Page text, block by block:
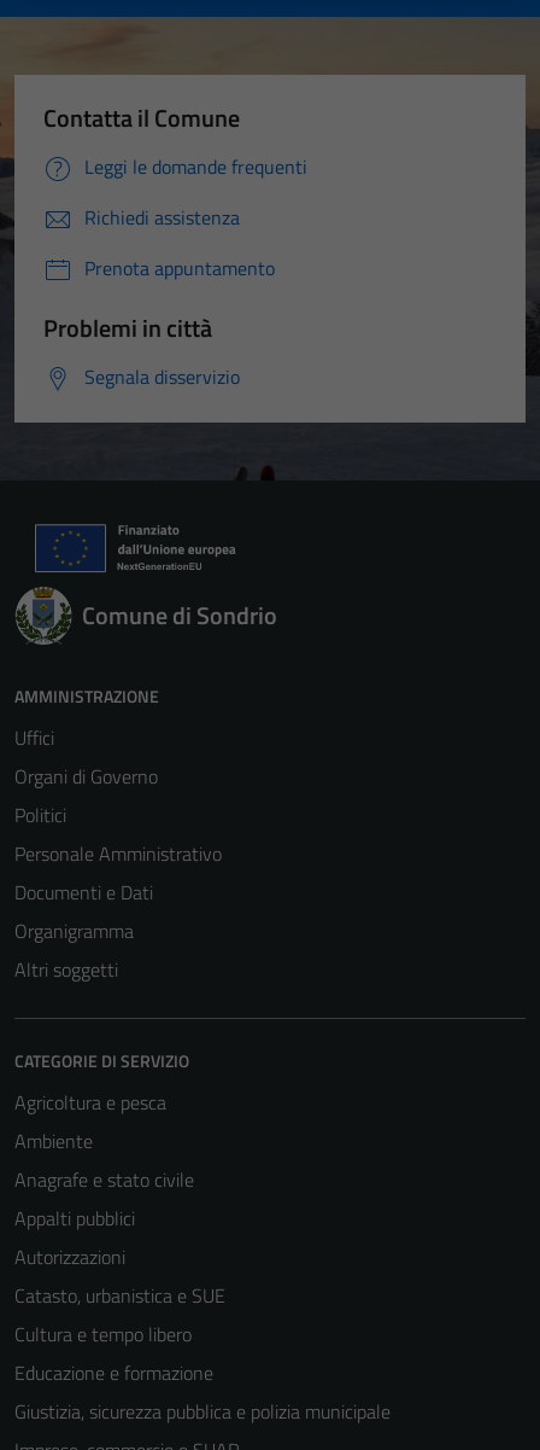
Contatta il Comune
Leggi le domande frequenti
Richiedi assistenza
Prenota appuntamento
Problemi in città
Segnala disservizio
Comune di Sondrio
AMMINISTRAZIONE
Uffici
Organi di Governo
Politici
Personale Amministrativo
Documenti e Dati
Organigramma
Altri soggetti
CATEGORIE DI SERVIZIO
Agricoltura e pesca
Ambiente
Anagrafe e stato civile
Appalti pubblici
Autorizzazioni
Catasto, urbanistica e SUE
Cultura e tempo libero
Educazione e formazione
Giustizia, sicurezza pubblica e polizia municipale